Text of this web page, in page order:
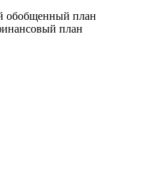
обобщенный план
план